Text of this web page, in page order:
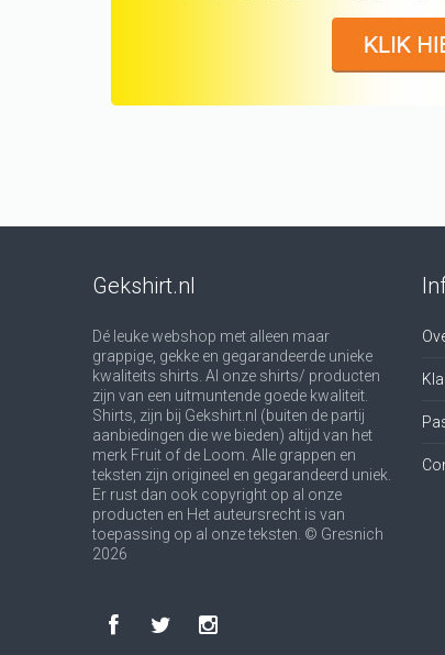
Gekshirt.nl
Dé leuke webshop met alleen maar
grappige, gekke en gegarandeerde unieke
kwaliteits shirts. Al onze shirts/ producten
zijn van een uitmuntende goede kwaliteit.
Shirts, zijn bij Gekshirt.nl (buiten de partij
aanbiedingen die we bieden) altijd van het
merk Fruit of de Loom. Alle grappen en
teksten zijn origineel en gegarandeerd uniek.
Er rust dan ook copyright op al onze
producten en Het auteursrecht is van
toepassing op al onze teksten. © Gresnich
2026